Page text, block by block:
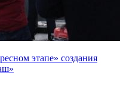
этапе» создания